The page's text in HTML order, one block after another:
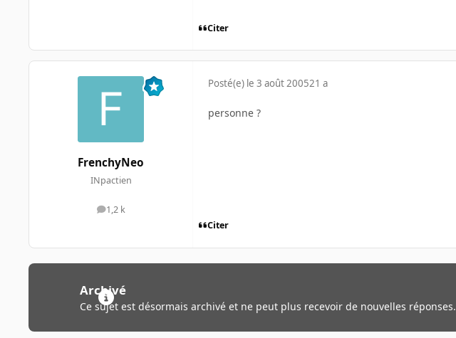
Citer
FrenchyNeo
INpactien
1,2 k
messages
Posté(e) le 3 août 200521 a
personne ?
Citer
Archivé
Ce sujet est désormais archivé et ne peut plus recevoir de nouvelles réponses.